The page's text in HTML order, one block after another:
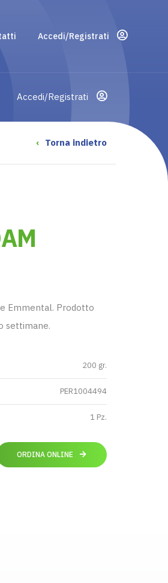
Accedi/Registrati
Accedi/Registrati
‹ Torna indietro
Emmental. Prodotto
settimane.
200 gr.
PER1004494
1 Pz.
ORDINA ONLINE